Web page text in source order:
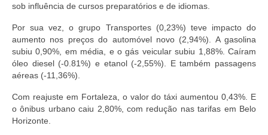
sob influência de cursos preparatórios e de idiomas.
Por sua vez, o grupo Transportes (0,23%) teve impacto do
aumento nos preços do automóvel novo (2,94%). A gasolina
subiu 0,90%, em média, e o gás veicular subiu 1,88%. Caíram
óleo diesel (-0.81%) e etanol (-2,55%). E também passagens
aéreas (-11,36%).
Com reajuste em Fortaleza, o valor do táxi aumentou 0,43%. E
o ônibus urbano caiu 2,80%, com redução nas tarifas em Belo
Horizonte.